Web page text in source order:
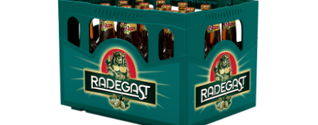
Čtěte více